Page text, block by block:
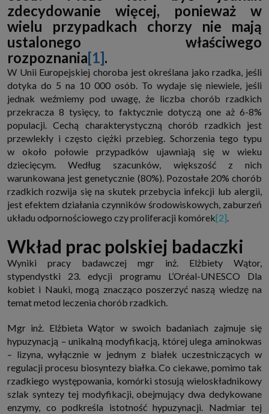
internetowymi. Udzielenie takiej zgody jest dobrowolne, nie musisz jej
udzielać, nie pozbawi Cię to dostępu do naszych usług. Masz również
możliwość ograniczenia zakresu lub zmiany zgody w dowolnym
momencie.
Twoje dane przetwarzane będą do czasu istnienia podstawy do ich
przetwarzania, czyli w przypadku udzielenia zgody do momentu jej
cofnięcia, ograniczenia lub innych działań z Twojej strony ograniczających
tę zgodę, w przypadku niezbędności danych do wykonania umowy, przez
czas jej wykonywania i ewentualnie okres przedawnienia roszczeń z niej
(zwykle nie więcej niż 3 lata, a maksymalnie 10 lat), a w przypadku, gdy
podstawą przetwarzania danych jest uzasadniony interes administratora,
do czasu zgłoszenia przez Ciebie skutecznego sprzeciwu.
Przekazywanie danych
Administratorzy danych mogą powierzać Twoje dane podwykonawcom IT,
księgowym, agencjom marketingowym etc. Zrobią to jedynie na
podstawie umowy o powierzenie przetwarzania danych zobowiązującej
taki podmiot do odpowiedniego zabezpieczenia danych i niekorzystania z
nich do własnych celów.
Cookies
Na naszych stronach używamy znaczników internetowych takich jak pliki
np. cookie lub local storage do zbierania i przetwarzania danych
osobowych w celu personalizowania treści i reklam oraz analizowania
wykorzystują również podmioty z Grupy SAGIER oraz nasi Zaufani
Partnerzy, którzy także chcą dopasowywać reklamy do Twoich preferencji.
Cookies to dane informatyczne zapisywane w plikach i przechowywane na
Twoim urządzeniu końcowym (tj. twój komputer, tablet, smartphone itp.),
które przeglądarka wysyła do serwera przy każdorazowym wejściu na
stronę z tego urządzenia, podczas gdy odwiedzasz strony w Internecie.
Szczegółową informację na temat plików cookie i ich funkcjonowania
znajdziesz pod tym linkiem. Pod tym linkiem znajdziesz także informację
urządzenia.
Twoje uprawnienia
Przysługują Ci następujące uprawnienia wobec Twoich danych i ich
przetwarzania przez nas, inne podmioty z Grupy SAGIER i Zaufanych
Partnerów:
1. Jeśli udzieliłeś zgody na przetwarzanie danych możesz ją w każdej
chwili wycofać (cofnięcie zgody oczywiście nie uchyli zgodności z prawem
przetwarzania już dokonanego na jej podstawie);
zdecydowanie więcej, ponieważ w
wielu przypadkach chorzy nie mają
ustalonego właściwego
rozpoznania[1].
W Unii Europejskiej choroba jest określana jako rzadka, jeśli
dotyka do 5 na 10 000 osób. To wydaje się niewiele, jeśli
jednak weźmiemy pod uwagę, że liczba chorób rzadkich
przekracza 8 tysięcy, to faktycznie dotyczą one aż 6-8%
populacji. Cechą charakterystyczną chorób rzadkich jest
przewlekły i często ciężki przebieg. Schorzenia tego typu
w około połowie przypadków ujawniają się w wieku
dziecięcym. Według szacunków, większość z nich
warunkowana jest genetycznie (80%). Pozostałe 20% chorób
rzadkich rozwija się na skutek przebycia infekcji lub alergii,
jest efektem działania czynników środowiskowych, zaburzeń
układu odpornościowego czy proliferacji komórek[2].
Wkład prac polskiej badaczki
Wyniki pracy badawczej mgr inż. Elżbiety Wątor,
stypendystki 23. edycji programu L’Oréal-UNESCO Dla
kobiet i Nauki, mogą znacząco poszerzyć naszą wiedzę na
temat metod leczenia chorób rzadkich.
Mgr inż. Elżbieta Wątor w swoich badaniach zajmuje się
hypuzynacją – unikalną modyfikacją, której ulega aminokwas
– lizyna, wyłącznie w jednym z białek uczestniczących w
regulacji procesu biosyntezy białka. Co ciekawe, pomimo tak
rzadkiego występowania, komórki stosują wieloskładnikowy
szlak syntezy tej modyfikacji, obejmujący dwa dedykowane
enzymy, co podkreśla istotność hypuzynacji. Nadmiar tej